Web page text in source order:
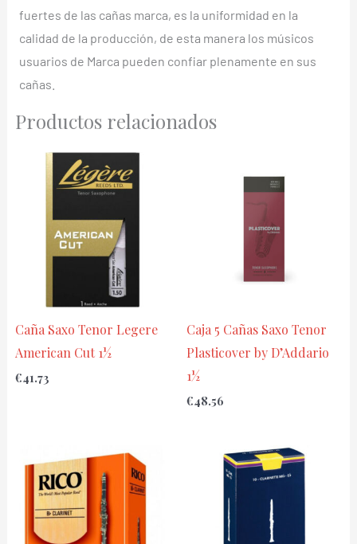
fuertes de las cañas marca, es la uniformidad en la
calidad de la producción, de esta manera los músicos
usuarios de Marca pueden confiar plenamente en sus
cañas.
Productos relacionados
Caña Saxo Tenor Legere
American Cut 1½
€41.73
Caja 5 Cañas Saxo Tenor
Plasticover by D’Addario
1½
€48.56